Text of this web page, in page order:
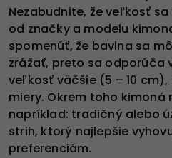
Nezabudnite, že veľkosť
od značky a modelu
spomenúť, že bavlna sa
zrážať, preto sa odporúča
veľkosť väčšie (5 – 10 cm),
miery. Okrem toho kimoná
napríklad: tradičný alebo
strih, ktorý najlepšie
preferenciám.